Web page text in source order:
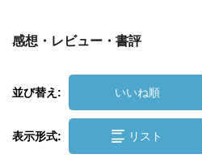
感想・レビュー・書評
並び替え: いいね順
表示形式: リスト